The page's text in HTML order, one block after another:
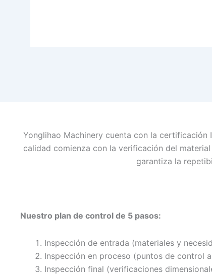
prototipos rápidamente para validar su diseño
o acelerar el desarrollo de su producto.
Yonglihao Machinery cuenta con la
calidad comienza con la verificación del
garantiza la
Nuestro plan de control de 5 pasos:
Inspección de entrada (materiales y
Inspección en proceso (puntos de control
Inspección final (verificaciones